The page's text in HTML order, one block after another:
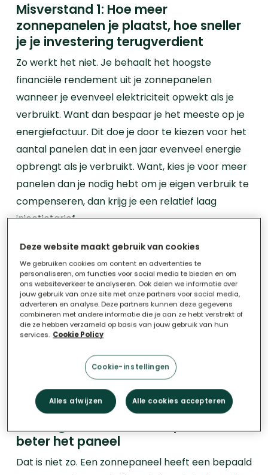
Misverstand 1: Hoe meer
zonnepanelen je plaatst, hoe sneller
je je investering terugverdient
Zo werkt het niet. Je behaalt het hoogste
financiële rendement uit je zonnepanelen
wanneer je evenveel elektriciteit opwekt als je
verbruikt. Want dan bespaar je het meeste op je
energiefactuur. Dit doe je door te kiezen voor het
aantal panelen dat in een jaar evenveel energie
opbrengt als je verbruikt. Want, kies je voor meer
panelen dan je nodig hebt om je eigen verbruik te
compenseren, dan krijg je een relatief laag
injectietarief.
De minimale vergoeding die je hiervoor krijgt,
weegt niet op tegen de investering om meer
zonnepanelen te plaatsen. Deze extra
zonnepanelen zouden dus geen interessante
investering zijn: je terugverdientijd wordt langer.
Wil je maximaal rendement uit je zonnepanelen?
Kies dan het aantal zonnepanelen dat past bij je
energieverbruik.
Misverstand 2: Hoe hoger het
beter het paneel
Dat is niet zo. Een zonnepaneel heeft een bepaald
Deze website maakt gebruik van cookies
We gebruiken cookies om content en advertenties te
personaliseren, om functies voor social media te bieden en om
ons websiteverkeer te analyseren. Ook delen we informatie over
jouw gebruik van onze site met onze partners voor social media,
adverteren en analyse. Deze partners kunnen deze gegevens
combineren met andere informatie die je aan ze hebt verstrekt of
die ze hebben verzameld op basis van jouw gebruik van hun
services. Cookie Policy
Cookie-instellingen
Alles afwijzen Alle cookies accepteren